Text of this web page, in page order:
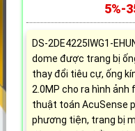
5%-
DS-2DE4225IWG1-
dome được trang bị
thay đổi tiêu cự, ống
2.0MP cho ra hình ảnh
thuật toán AcuSense
phương tiện, trang bị